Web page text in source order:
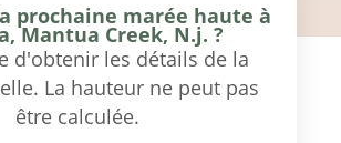
prochaine marée haute à
Mantua Creek, N.j. ?
d'obtenir les détails de la
La hauteur ne peut pas
être calculée.